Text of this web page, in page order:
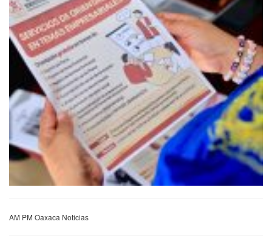
AM PM Oaxaca Noticias